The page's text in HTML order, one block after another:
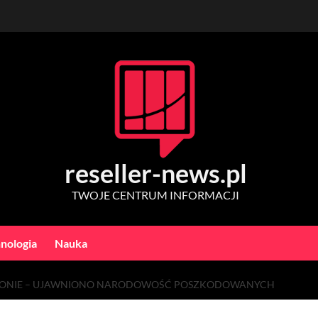
reseller-news.pl
TWOJE CENTRUM INFORMACJI
Nauka
– UJAWNIONO NARODOWOŚĆ POSZKODOWANYCH